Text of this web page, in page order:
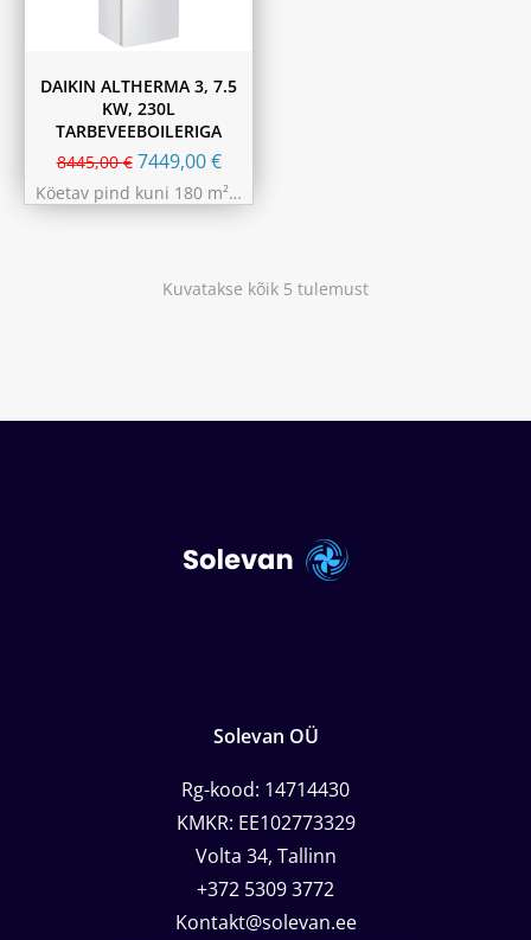
DAIKIN ALTHERMA 3, 7.5
KW, 230L
TARBEVEEBOILERIGA
8445,00€ 7449,00€
Köetav pind kuni 180 m²…
Kuvatakse kõik 5 tulemust
Solevan OÜ
Rg-kood: 14714430
KMKR: EE102773329
Volta 34, Tallinn
+372 5309 3772
Kontakt@solevan.ee